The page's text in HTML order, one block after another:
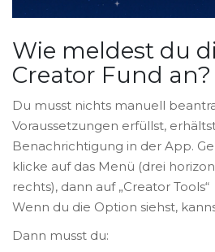
Wie meldest du
Creator Fund an?
Du musst nichts manuell
Voraussetzungen erfüllst,
Benachrichtigung in der App.
klicke auf das Menü (drei
rechts), dann auf „Creator
Wenn du die Option siehst,
Dann musst du: